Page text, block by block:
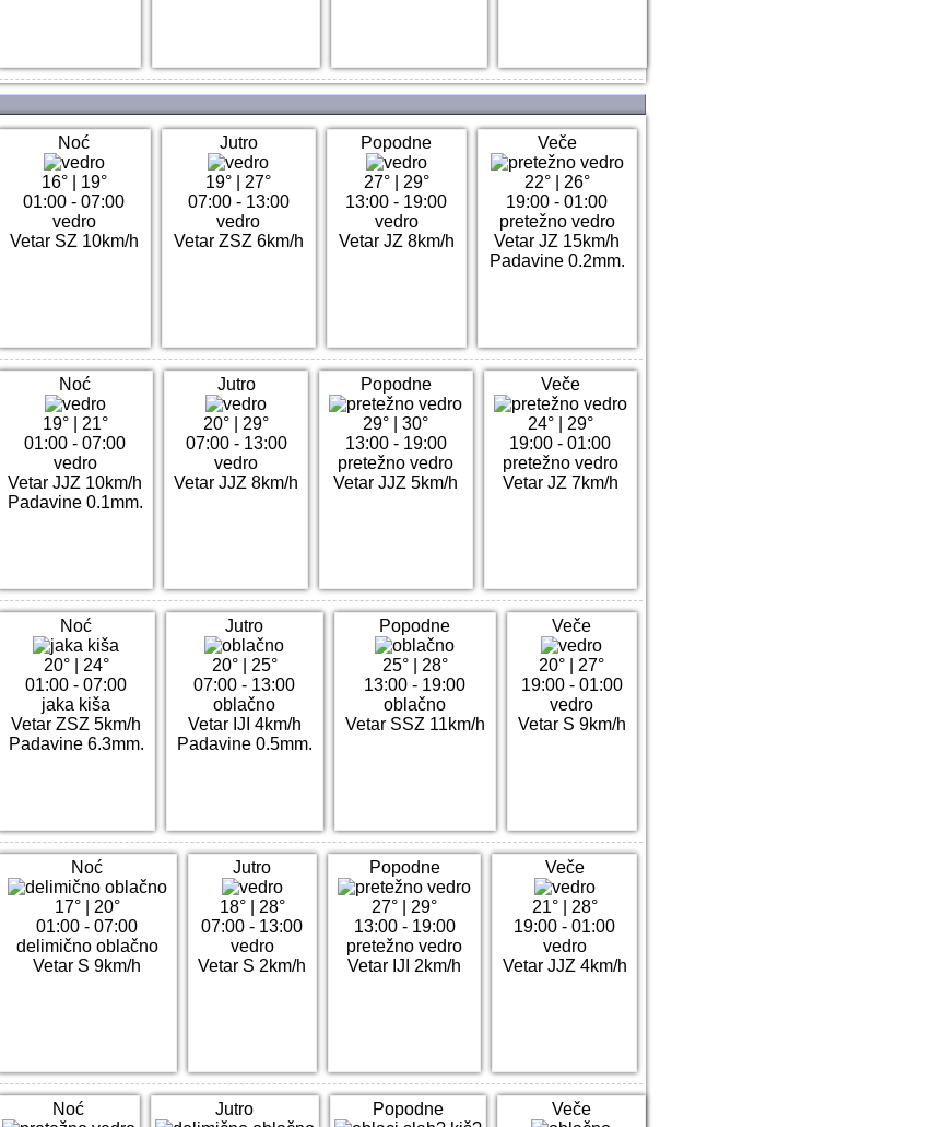
Noć
16°| 19°
01:00 - 07:00
vedro
Vetar SZ 10km/h
Jutro
19°
27°
07:00 - 13:00
vedro
Vetar ZSZ 6km/h
Popodne
27°| 29°
13:00 - 19:00
vedro
Vetar JZ 8km/h
Veče
22°| 26°
19:00 - 01:00
pretežno vedro
Vetar JZ 15km/h
Padavine 0.2mm.
Noć
19°| 21°
01:00 - 07:00
vedro
Vetar JJZ 10km/h
Padavine 0.1mm.
Jutro
20°
29°
07:00 - 13:00
vedro
Vetar JJZ 8km/h
Popodne
29° |30°
13:00 - 19:00
pretežno vedro
Vetar JJZ 5km/h
Veče
24°| 29°
19:00 - 01:00
pretežno vedro
Vetar JZ 7km/h
Noć
20°| 24°
01:00 - 07:00
jaka kiša
Vetar ZSZ 5km/h
Padavine 6.3mm.
Jutro
20°| 25°
07:00 - 13:00
oblačno
Vetar IJI 4km/h
Padavine 0.5mm.
Popodne
25°| 28°
13:00 - 19:00
oblačno
Vetar SSZ 11km/h
Veče
20°
27°
19:00 - 01:00
vedro
Vetar S 9km/h
Noć
17°| 20°
01:00 - 07:00
delimično oblačno
Vetar S 9km/h
Jutro
18°| 28°
07:00 - 13:00
vedro
Vetar S 2km/h
Popodne
27°
29°
13:00 - 19:00
pretežno vedro
Vetar IJI 2km/h
Veče
21°| 28°
19:00 - 01:00
vedro
Vetar JJZ 4km/h
Noć Jutro Popodne Veče